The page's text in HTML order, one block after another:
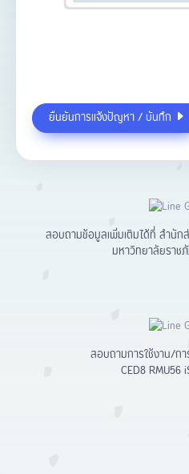
ยืนยันการแจ้งปัญหา / บันทึก
สอบถามข้อมูลเพิ่มเติมได้ที่สำนัก
มหาวิทยาลัยราช
สอบถามการใช้งาน/กา
CED8 RMU56